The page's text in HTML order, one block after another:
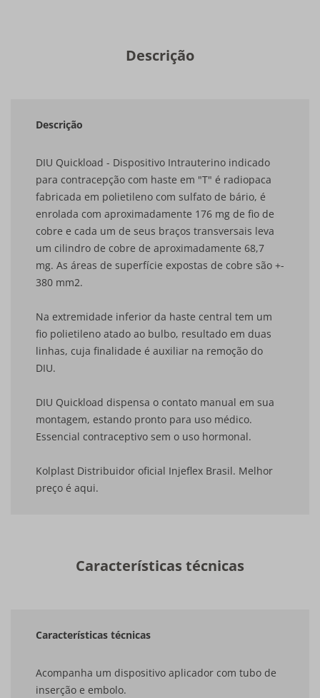
Descrição
Descrição
DIU Quickload - Dispositivo Intrauterino indicado
para contracepção com haste em "T" é radiopaca
fabricada em polietileno com sulfato de bário, é
enrolada com aproximadamente 176 mg de fio de
cobre e cada um de seus braços transversais leva
um cilindro de cobre de aproximadamente 68,7
mg. As áreas de superfície expostas de cobre são +-
380 mm2.
Na extremidade inferior da haste central tem um
fio polietileno atado ao bulbo, resultado em duas
linhas, cuja finalidade é auxiliar na remoção do
DIU.
DIU Quickload dispensa o contato manual em sua
montagem, estando pronto para uso médico.
Essencial contraceptivo sem o uso hormonal.
Kolplast Distribuidor oficial Injeflex Brasil. Melhor
preço é aqui.
Características técnicas
Características técnicas
Acompanha um dispositivo aplicador com tubo de
inserção e embolo.